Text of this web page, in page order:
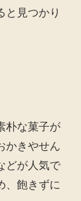
と見つかり
朴な菓子が
かきやせん
どが人気で
、飽きずに